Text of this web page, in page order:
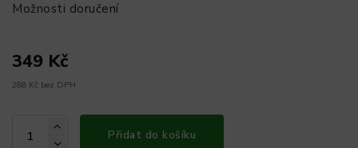
Možnosti doručení
349 Kč
288 Kč bez DPH
Přidat do košíku